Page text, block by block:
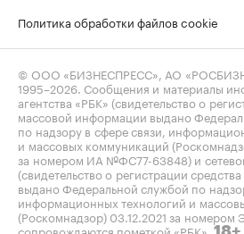
Политика обработки файлов cookie
© ООО «БИЗНЕСПРЕСС», АО
1995–2026 . Сообщения и материалы
агентства «РБК» (свидетельство о
массовой информации выдано
по надзору в сфере связи,
и массовых коммуникаций
за номером ИА №ФС77-63848) и
(свидетельство о регистрации
выдано Федеральной службой по
информационных технологий и
(Роскомнадзор) 03.12.2021 за
сопровождаются пометкой «РБК».